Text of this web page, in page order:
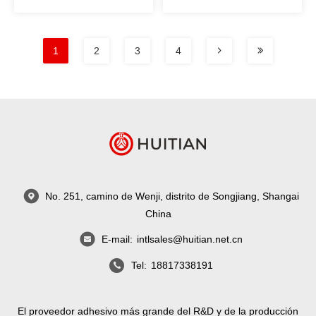
traseras
1 2 3 4
No. 251, camino de Wenji, distrito de Songjiang, Shangai
China
E-mail: intlsales@huitian.net.cn
Tel: 18817338191
El proveedor adhesivo más grande del R&D y de la producción